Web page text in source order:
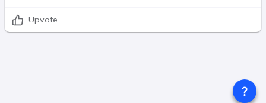
Upvote